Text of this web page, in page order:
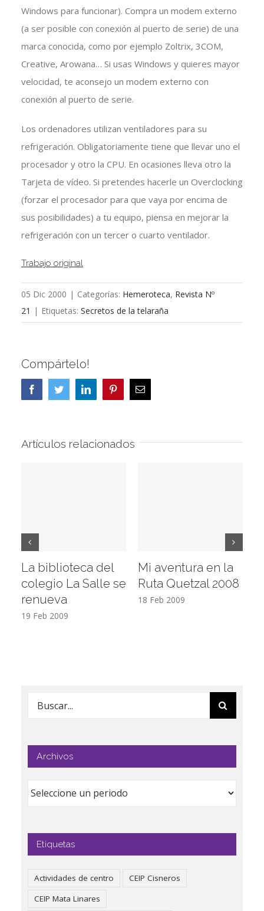
Windows para funcionar). Compra un modem externo
(a ser posible con conexión al puerto de serie) de una
marca conocida, como por ejemplo Zoltrix, 3COM,
Creative, Arowana… Si usas Windows y quieres mayor
velocidad, te aconsejo un modem externo con
conexión al puerto de serie.
Los ordenadores utilizan ventiladores para su
refrigeración. Obligatoriamente tiene que llevar uno el
procesador y otro la CPU. En ocasiones lleva otro la
Tarjeta de vídeo. Si pretendes hacerle un Overclocking
(forzar el procesador para que vaya por encima de
sus posibilidades) a tu equipo, piensa en mejorar la
refrigeración con un tercer o cuarto ventilador.
Trabajo original
05 Dic 2000 | Categorías: Hemeroteca, Revista Nº
21 | Etiquetas: Secretos de la telaraña
Compártelo!
FacebookTwitterLinkedInPinterestCorreo
electrónico
Artículos relacionados
La biblioteca del
colegio La Salle se
renueva
19 Feb 2009
Mi aventura en la
Ruta Quetzal 2008
18 Feb 2009
Buscar:
Archivos
Etiquetas
Actividades de centro
CEIP Cisneros
CEIP Mata Linares